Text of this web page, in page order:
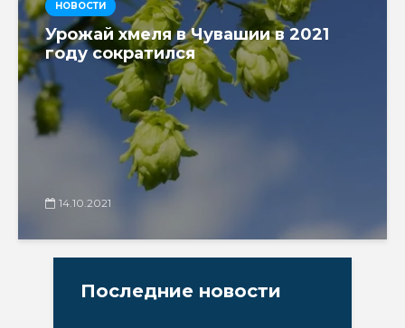
НОВОСТИ
Урожай хмеля в Чувашии в 2021
году сократился
14.10.2021
Последние новости